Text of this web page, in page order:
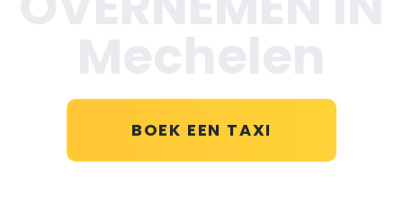
BOEK EEN TAXI